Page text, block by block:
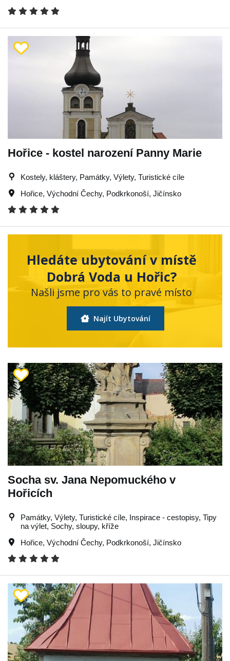
Hořice - kostel narození Panny Marie
Kostely, kláštery, Památky, Výlety, Turistické cíle
Hořice, Východní Čechy, Podkrkonoší, Jičínsko
Hledáte ubytování v místě
Dobrá Voda u Hořic?
Našli jsme pro vás to pravé místo
Najít Ubytování
Socha sv. Jana Nepomuckého v
Hořicích
Památky, Výlety, Turistické cíle, Inspirace - cestopisy, Tipy
na výlet, Sochy, sloupy, kříže
Hořice, Východní Čechy, Podkrkonoší, Jičínsko